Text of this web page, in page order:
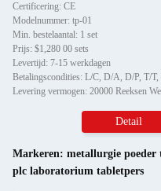
Certificering: CE
Modelnummer: tp-01
Min. bestelaantal: 1 set
Prijs: $1,280 00 sets
Levertijd: 7-15 werkdagen
Betalingscondities: L/C, D/A, D/P, T/T,
Levering vermogen: 20000 Reeksen
Detail
Markeren: metallurgie poeder
plc laboratorium tabletpers